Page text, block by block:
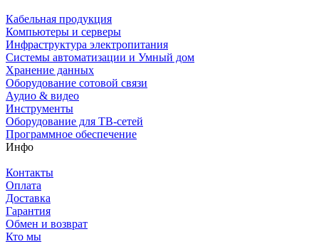
Кабельная продукция
Компьютеры и серверы
Инфраструктура электропитания
Системы автоматизации и Умный дом
Хранение данных
Оборудование сотовой связи
Аудио & видео
Инструменты
Оборудование для ТВ-сетей
Программное обеспечение
Инфо
Контакты
Оплата
Доставка
Гарантия
Обмен и возврат
Кто мы